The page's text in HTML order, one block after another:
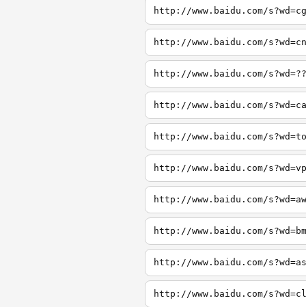
http://www.baidu.com/
http://www.baidu.com/
http://www.baidu.com/
http://www.baidu.com/
http://www.baidu.com/
http://www.baidu.com/
http://www.baidu.com/
http://www.baidu.com/
http://www.baidu.com/
http://www.baidu.com/